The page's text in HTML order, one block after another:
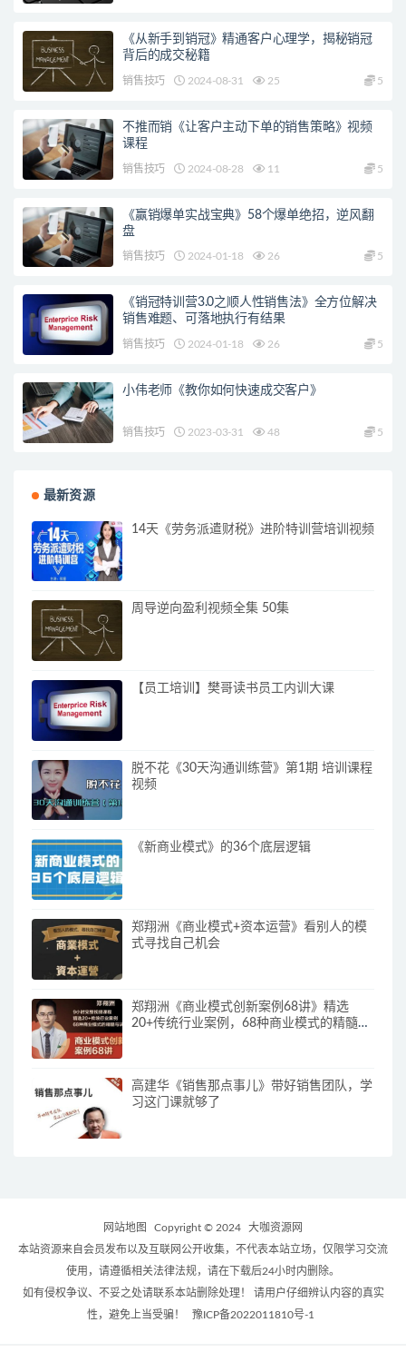
《从新手到销冠》精通客户心理学，揭秘销冠
背后的成交秘籍
销售技巧 2024-08-31 25 5
不推而销《让客户主动下单的销售策略》视频
课程
销售技巧 2024-08-28 11 5
《赢销爆单实战宝典》58个爆单绝招，逆风翻
盘
销售技巧 2024-01-18 26 5
《销冠特训营3.0之顺人性销售法》全方位解决
销售难题、可落地执行有结果
销售技巧 2024-01-18 26 5
小伟老师《教你如何快速成交客户》
销售技巧 2023-03-31 48 5
最新资源
14天《劳务派遣财税》进阶特训营培训视频
周导逆向盈利视频全集 50集
【员工培训】樊哥读书员工内训大课
脱不花《30天沟通训练营》第1期 培训课程
视频
《新商业模式》的36个底层逻辑
郑翔洲《商业模式+资本运营》看别人的模
式寻找自己机会
郑翔洲《商业模式创新案例68讲》精选
20+传统行业案例，68种商业模式的精髓与
高建华《销售那点事儿》带好销售团队，学
习这门课就够了
网站地图 Copyright © 2024
大咖资源网
本站资源来自会员发布以及互联网公开收集，不代表本站立场，仅限学习交流
使用，请遵循相关法律法规，请在下载后24小时内删除。
如有侵权争议、不妥之处请联系本站删除处理！ 请用户仔细辨认内容的真实
性，避免上当受骗！
豫ICP备2022011810号-1